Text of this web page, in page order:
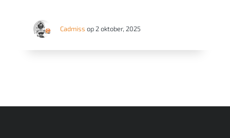
Cadmiss op 2 oktober, 2025